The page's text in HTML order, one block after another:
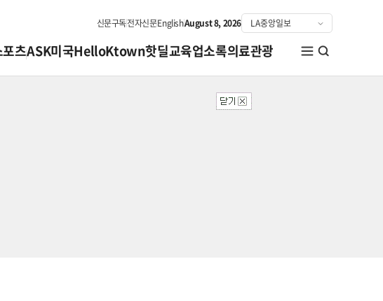
신문구독전자신문EnglishAugust 8, 2026
츠ASK미국HelloKtown핫딜교육업소록의료관광